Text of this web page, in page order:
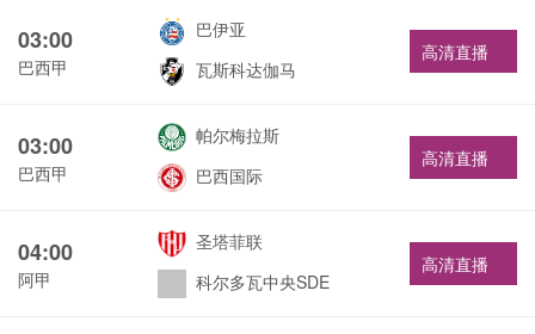
03:00
巴西甲
巴伊亚
瓦斯科达伽马
高清直播
03:00
巴西甲
帕尔梅拉斯
巴西国际
高清直播
04:00
阿甲
圣塔菲联
科尔多瓦中央SDE
高清直播